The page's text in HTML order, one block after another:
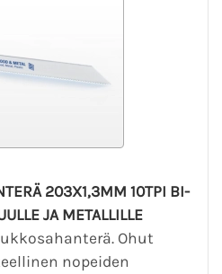
203X1,3MM 10TPI BI-
JA METALLILLE
Ohut
nopeiden